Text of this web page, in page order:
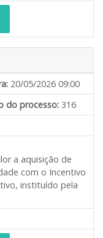
20/05/2026 09:00
do processo: 316
a aquisição de
com o Incentivo
instituído pela